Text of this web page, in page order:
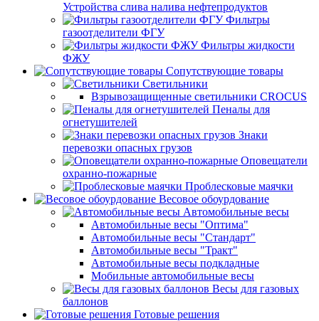
Устройства слива налива нефтепродуктов
Фильтры
газоотделители ФГУ
Фильтры жидкости
ФЖУ
Сопутствующие товары
Светильники
Взрывозащищенные светильники CROCUS
Пеналы для
огнетушителей
Знаки
перевозки опасных грузов
Оповещатели
охранно-пожарные
Проблесковые маячки
Весовое обоурдование
Автомобильные весы
Автомобильные весы "Оптима"
Автомобильные весы "Стандарт"
Автомобильные весы "Тракт"
Автомобильные весы подкладные
Мобильные автомобильные весы
Весы для газовых
баллонов
Готовые решения